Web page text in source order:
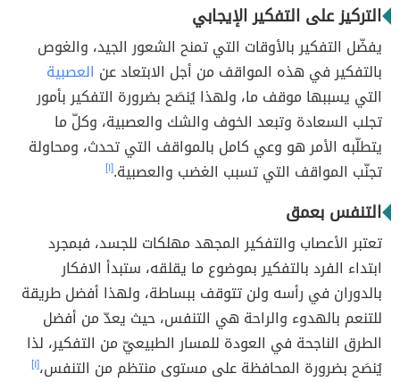
التركيز على التفكير الإيجابي
يفضّل التفكير بالأوقات التي تمنح الشعور الجيد، والغوص
بالتفكير في هذه المواقف من أجل الابتعاد عن العصبية
التي يسببها موقف ما، ولهذا يُنصَح بضرورة التفكير بأمور
تجلب السعادة وتبعد الخوف والشك والعصبية، وكلّ ما
يتطلّبه الأمر هو وعي كامل بالمواقف التي تحدث، ومحاولة
تجنّب المواقف التي تسبب الغضب والعصبية.[١]
التنفس بعمق
تعتبر الأعصاب والتفكير المجهد مهلكات للجسد، فبمجرد
ابتداء الفرد بالتفكير بموضوع ما يقلقه، ستبدأ الافكار
بالدوران في رأسه ولن تتوقف ببساطة، ولهذا أفضل طريقة
للتنعم بالهدوء والراحة هي التنفس، حيث يعدّ من أفضل
الطرق الناجحة في العودة للمسار الطبيعيّ من التفكير، لذا
يُنصَح بضرورة المحافظة على مستوى منتظم من التنفس،[١]